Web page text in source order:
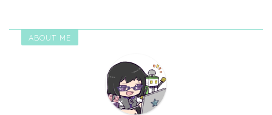
ABOUT ME